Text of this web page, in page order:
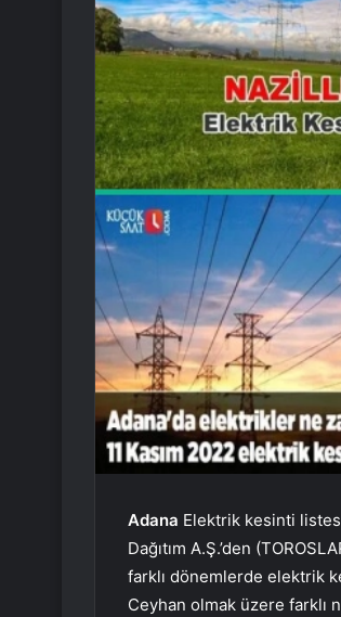
Adana Elektrik kesinti
Dağıtım A.Ş.’den
farklı dönemlerde elektrik
Ceyhan olmak üzere farklı